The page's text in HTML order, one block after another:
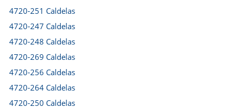
4720-251 Caldelas
4720-247 Caldelas
4720-248 Caldelas
4720-269 Caldelas
4720-256 Caldelas
4720-264 Caldelas
4720-250 Caldelas